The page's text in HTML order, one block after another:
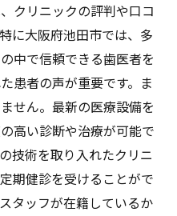
クリニックの評判や口コ
に大阪府池田市では、多
中で信頼できる歯医者を
患者の声が重要です。ま
せん。最新の医療設備を
高い診断や治療が可能で
技術を取り入れたクリニ
期健診を受けることがで
タッフが在籍しているか